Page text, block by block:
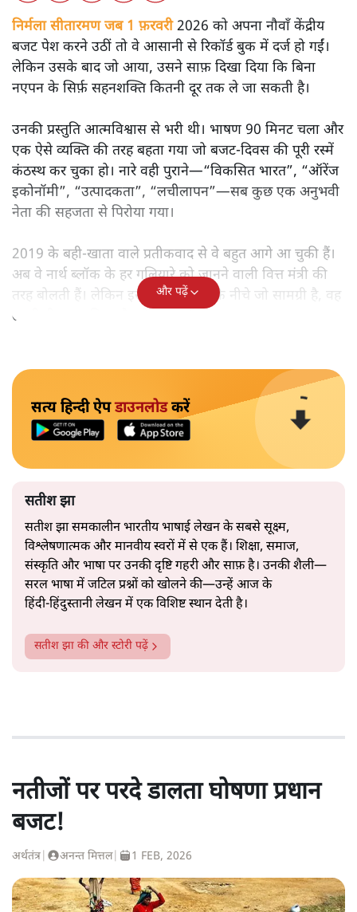
निर्मला सीतारमण जब 1 फ़रवरी2026 को अपना नौवाँ केंद्रीय
बजट पेश करने उठीं तो वे आसानी से रिकॉर्ड बुक में दर्ज हो गईं।
लेकिन उसके बाद जो आया, उसने साफ़ दिखा दिया कि बिना
नएपन के सिर्फ़ सहनशक्ति कितनी दूर तक ले जा सकती है।
उनकी प्रस्तुति आत्मविश्वास से भरी थी। भाषण 90 मिनट चला और
एक ऐसे व्यक्ति की तरह बहता गया जो बजट‑दिवस की पूरी रस्में
कंठस्थ कर चुका हो। नारे वही पुराने—“विकसित भारत”, “ऑरेंज
इकोनॉमी”, “उत्पादकता”, “लचीलापन”—सब कुछ एक अनुभवी
नेता की सहजता से पिरोया गया।
2019 के बही‑खाता वाले प्रतीकवाद से वे बहुत आगे आ चुकी हैं।
अब वे नार्थ ब्लॉक के हर गलियारे को जानने वाली वित्त मंत्री की
तरह बोलती हैं। लेकिन इस आत्मविश्वास के नीचे जो सामग्री है, वह
उतनी ही अनुमानित और दोहराव भरी।
और पढ़ें
सत्य हिन्दी ऐपडाउनलोडकरें
सतीश झा
सतीश झा समकालीन भारतीय भाषाई लेखन के सबसे सूक्ष्म,
विश्लेषणात्मक और मानवीय स्वरों में से एक हैं। शिक्षा, समाज,
संस्कृति और भाषा पर उनकी दृष्टि गहरी और साफ़ है। उनकी शैली—
सरल भाषा में जटिल प्रश्नों को खोलने की—उन्हें आज के
हिंदी‑हिंदुस्तानी लेखन में एक विशिष्ट स्थान देती है।
सतीश झा की और स्टोरी पढ़ें
नतीजों पर परदे डालता घोषणा प्रधान
बजट!
अर्थतंत्र अनन्त मित्तल| 1 FEB, 2026